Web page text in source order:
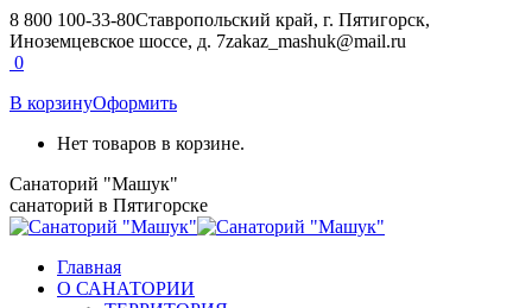
Перейти
к
содержанию
8 800 100-33-80Ставропольский край, г. Пятигорск,
Иноземцевское шоссе, д. 7zakaz_mashuk@mail.ru
Страница
открывается
новом
Страница
открывается
новом
0
В корзинуОформить
Нет товаров в корзине.
Санаторий "Машук"
санаторий в Пятигорске
Главная
О САНАТОРИИ